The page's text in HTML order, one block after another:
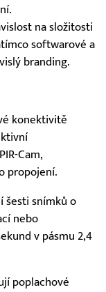
na složitosti
softwarové a
branding.
konektivitě
Cam,
propojení.
šesti snímků o
nebo
v pásmu 2,4
poplachové